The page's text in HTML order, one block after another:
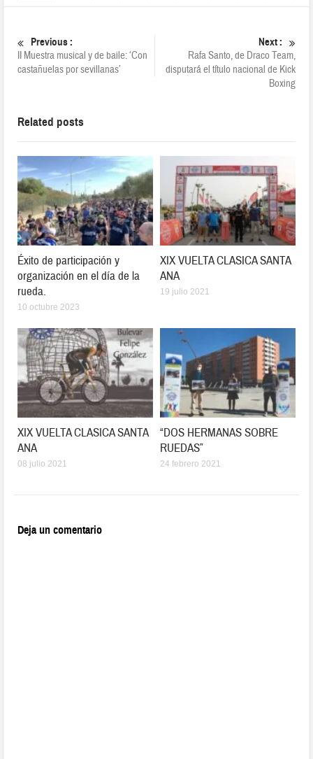
Previous :
II Muestra musical y de baile: ‘Con
castañuelas por sevillanas’
Next :
Rafa Santo, de Draco Team,
disputará el título nacional de Kick
Boxing
Related posts
Éxito de participación y
organización en el día de la
rueda.
10 octubre 2023
XIX VUELTA CLASICA SANTA
ANA
19 julio 2021
XIX VUELTA CLASICA SANTA
ANA
08 julio 2021
“DOS HERMANAS SOBRE
RUEDAS”
24 febrero 2021
Deja un comentario